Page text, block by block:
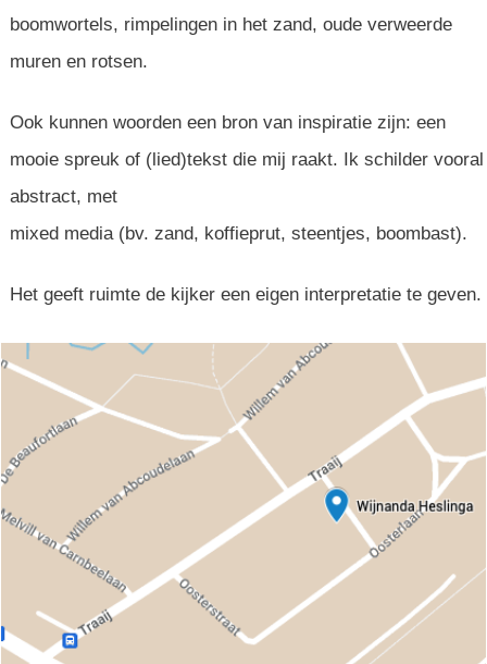
boomwortels, rimpelingen in het zand, oude verweerde
muren en rotsen.
Ook kunnen woorden een bron van inspiratie zijn: een
mooie spreuk of (lied)tekst die mij raakt. Ik schilder vooral
abstract, met
mixed media (bv. zand, koffieprut, steentjes, boombast).
Het geeft ruimte de kijker een eigen interpretatie te geven.